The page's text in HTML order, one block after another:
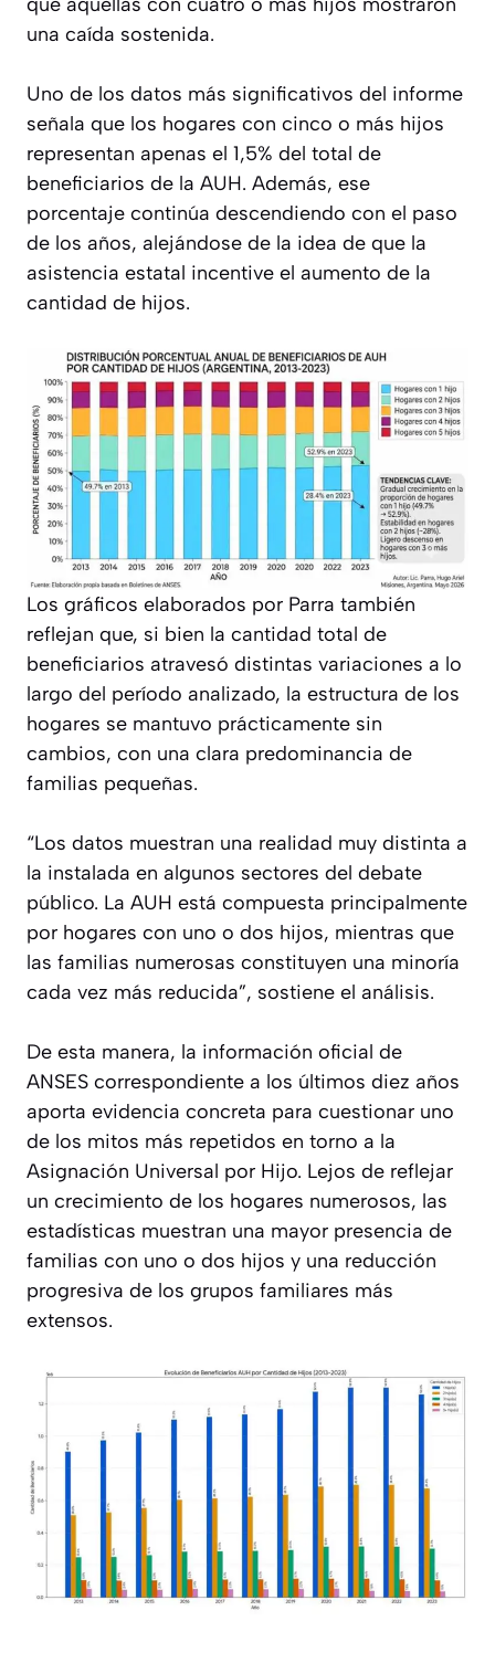
una caída sostenida.
Uno de los datos más significativos del informe
señala que los hogares con cinco o más hijos
representan apenas el 1,5% del total de
beneficiarios de la AUH. Además, ese
porcentaje continúa descendiendo con el paso
de los años, alejándose de la idea de que la
asistencia estatal incentive el aumento de la
cantidad de hijos.
Los gráficos elaborados por Parra también
reflejan que, si bien la cantidad total de
beneficiarios atravesó distintas variaciones a lo
largo del período analizado, la estructura de los
hogares se mantuvo prácticamente sin
cambios, con una clara predominancia de
familias pequeñas.
“Los datos muestran una realidad muy distinta a
la instalada en algunos sectores del debate
público. La AUH está compuesta principalmente
por hogares con uno o dos hijos, mientras que
las familias numerosas constituyen una minoría
cada vez más reducida”, sostiene el análisis.
De esta manera, la información oficial de
ANSES correspondiente a los últimos diez años
aporta evidencia concreta para cuestionar uno
de los mitos más repetidos en torno a la
Asignación Universal por Hijo. Lejos de reflejar
un crecimiento de los hogares numerosos, las
estadísticas muestran una mayor presencia de
familias con uno o dos hijos y una reducción
progresiva de los grupos familiares más
extensos.